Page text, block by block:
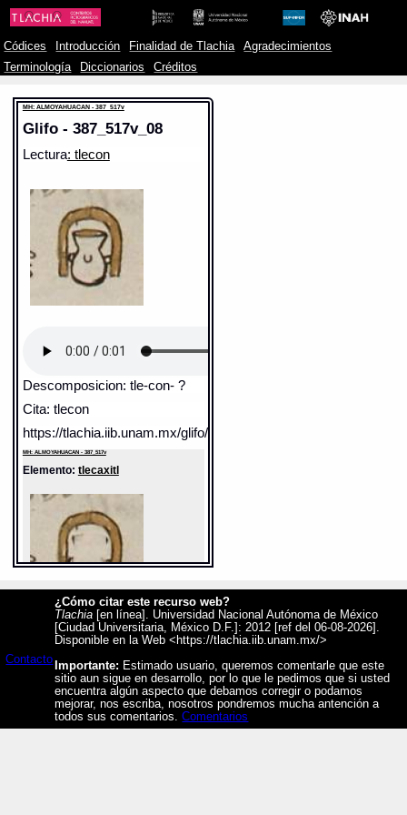
Códices Introducción Finalidad de Tlachia
Agradecimientos
Terminología
Diccionarios Créditos
MH: ALMOYAHUACAN - 387_517v
Glifo - 387_517v_08
Lectura: tlecon
Descomposicion: tle-con- ?
Cita: tlecon
https://tlachia.iib.unam.mx/glifo/387_517v_08
MH: ALMOYAHUACAN - 387_517v
Elemento: tlecaxitl
Sentido: incensario de barro
Valor fonético: tle
https://tlachia.iib.unam.mx/elemento/05.03.30
Contacto
¿Cómo citar este recurso web?
Tlachia [en línea]. Universidad Nacional Autónoma de México
[Ciudad Universitaria, México D.F.]: 2012 [ref del 06-08-2026].
Disponible en la Web <https://tlachia.iib.unam.mx/>
Importante: Estimado usuario, queremos comentarle que este
sitio aun sigue en desarrollo, por lo que le pedimos que si usted
encuentra algún aspecto que debamos corregir o podamos
mejorar, nos escriba, nosotros pondremos mucha antención a
todos sus comentarios.Comentarios